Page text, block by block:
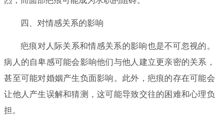
四、对情感关系的影响
疤痕对人际关系和情感关系的影响也是不可忽视的。
病人的自卑感可能会影响他们与他人建立更亲密的关系，
甚至可能对婚姻产生负面影响。此外，疤痕的存在可能会
让他人产生误解和猜测，这可能导致交往的困难和心理负
担。